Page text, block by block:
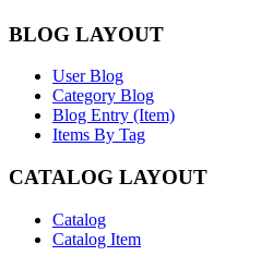
BLOG LAYOUT
User Blog
Category Blog
Blog Entry (Item)
Items By Tag
CATALOG LAYOUT
Catalog
Catalog Item